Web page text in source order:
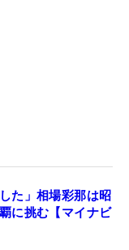
た」相場彩那は昭
に挑む【マイナビ